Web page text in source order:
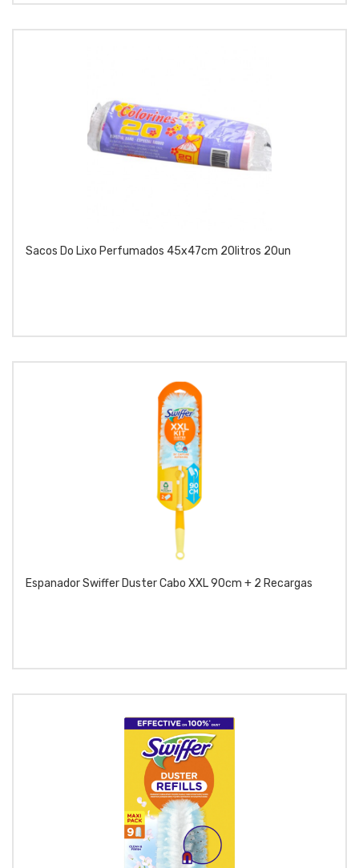
Sacos Do Lixo Perfumados 45x47cm 20litros 20un
Espanador Swiffer Duster Cabo XXL 90cm + 2 Recargas